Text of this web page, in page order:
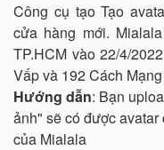
Công cụ tạo Tạo
cửa hàng mới.
TP.HCM vào 22/4/
Vấp và 192 Cách
Hướng dẫn: Bạn
ảnh" sẽ có được
của Mialala